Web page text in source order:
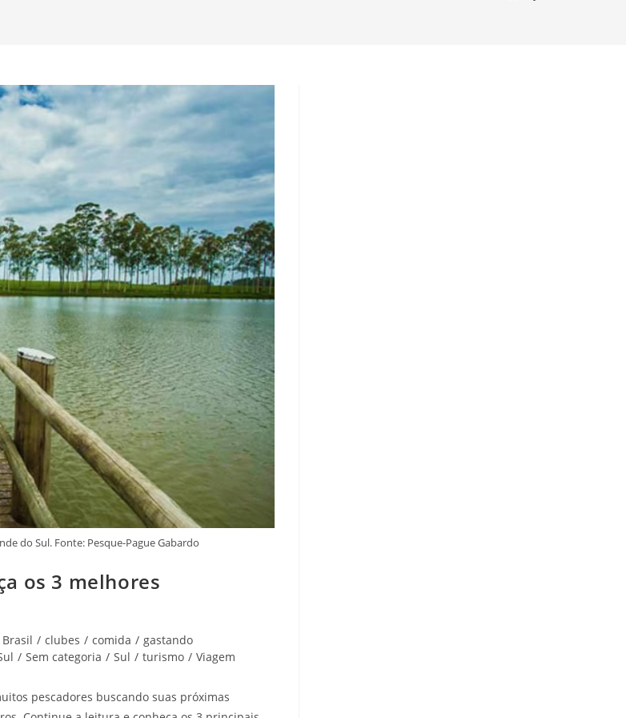
do Sul. Fonte: Pesque-Pague Gabardo
os 3 melhores
Brasil / clubes / comida / gastando
/ Sem categoria / Sul / turismo / Viagem
pescadores buscando suas próximas